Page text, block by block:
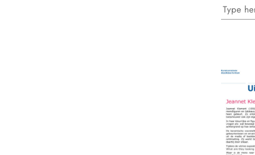
Search
for: